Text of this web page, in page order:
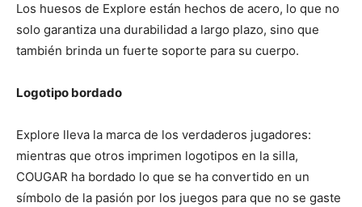
Los huesos de Explore están hechos de acero, lo que no
solo garantiza una durabilidad a largo plazo, sino que
también brinda un fuerte soporte para su cuerpo.
Logotipo bordado
Explore lleva la marca de los verdaderos jugadores:
mientras que otros imprimen logotipos en la silla,
COUGAR ha bordado lo que se ha convertido en un
símbolo de la pasión por los juegos para que no se gaste